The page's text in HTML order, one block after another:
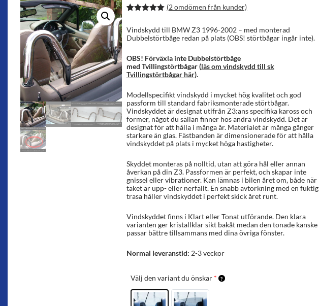
baserat på
kundrecens
(2omdömen från kunder)
Vindskydd till BMW Z3 1996-2002 – med monterad
Dubbelstörtbåge redan på plats (OBS! störtbågar ingår inte).
OBS! Förväxla inte Dubbelstörtbåge
med Tvillingstörtbågar (läs om vindskydd till sk
Tvillingstörtbågar här).
Modellspecifikt vindskydd i mycket hög kvalitet och god
passform till standard fabriksmonterade störtbågar.
Vindskyddet är designat utifrån Z3:ans specifika kaross och
former, något du sällan finner hos andra vindskydd. Det är
designat för att hålla i många år. Materialet är många gånger
starkare än glas. Fästbanden är dimensionerade för att hålla
vindskyddet på plats i mycket höga hastigheter.
Skyddet monteras på nolltid, utan att göra hål eller annan
åverkan på din Z3. Passformen är perfekt, och skapar inte
gnissel eller vibrationer. Kan lämnas i bilen året om, både när
taket är upp- eller nerfällt. En snabb avtorkning med en fuktig
trasa håller vindskyddet i perfekt skick året runt.
Vindskyddet finns i Klart eller Tonat utförande. Den klara
varianten ger kristallklar sikt bakåt medan den tonade kanske
passar bättre tillsammans med dina övriga fönster.
Normal leveranstid: 2-3 veckor
Välj den variant du önskar*